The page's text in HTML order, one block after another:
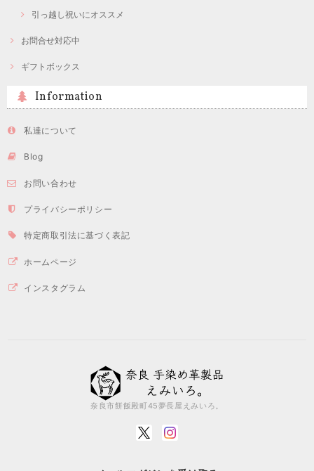
引っ越し祝いにオススメ
お問合せ対応中
ギフトボックス
Information
私達について
Blog
お問い合わせ
プライバシーポリシー
特定商取引法に基づく表記
ホームページ
インスタグラム
奈良市餅飯殿町45夢長屋えみいろ。